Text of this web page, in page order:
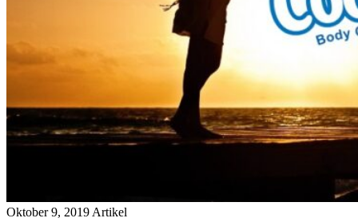
Oktober 9, 2019 Artikel